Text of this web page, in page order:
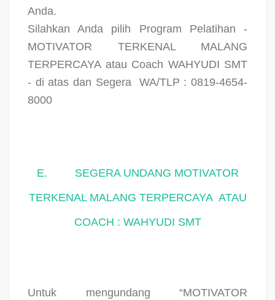
Anda.
Silahkan Anda pilih Program Pelatihan -
MOTIVATOR TERKENAL MALANG
TERPERCAYA atau Coach WAHYUDI SMT
- di atas dan Segera
WA/TLP : 0819-4654-
8000
E.
SEGERA UNDANG MOTIVATOR
TERKENAL MALANG TERPERCAYA ATAU
COACH : WAHYUDI SMT
Untuk mengundang “MOTIVATOR